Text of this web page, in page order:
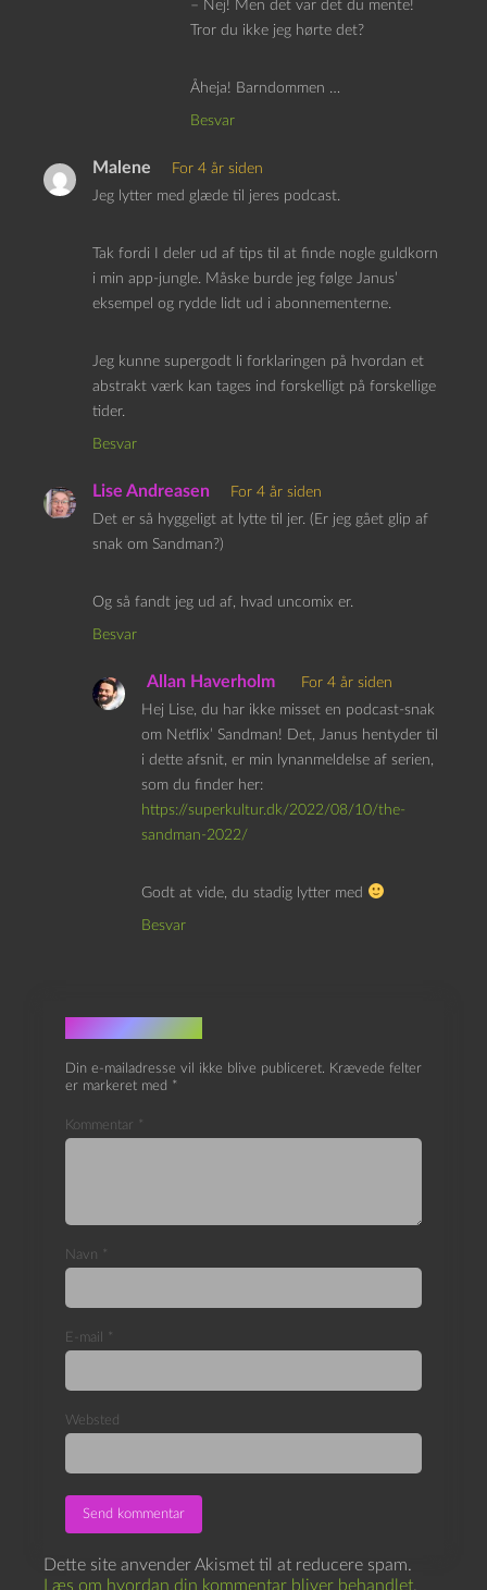
– Nej! Men det var det du mente!
Tror du ikke jeg hørte det?
Åheja! Barndommen …
Besvar
Malene
For 4 år siden
Jeg lytter med glæde til jeres podcast.
Tak fordi I deler ud af tips til at finde nogle guldkorn
i min app-jungle. Måske burde jeg følge Janus’
eksempel og rydde lidt ud i abonnementerne.
Jeg kunne supergodt li forklaringen på hvordan et
abstrakt værk kan tages ind forskelligt på forskellige
tider.
Besvar
Lise Andreasen
For 4 år siden
Det er så hyggeligt at lytte til jer. (Er jeg gået glip af
snak om Sandman?)
Og så fandt jeg ud af, hvad uncomix er.
Besvar
Allan Haverholm
For 4 år siden
Hej Lise, du har ikke misset en podcast-snak
om Netflix’ Sandman! Det, Janus hentyder til
i dette afsnit, er min lynanmeldelse af serien,
som du finder her:
https://superkultur.dk/2022/08/10/the-
sandman-2022/
Godt at vide, du stadig lytter med
Besvar
Skriv et svar
Din e-mailadresse vil ikke blive publiceret. Krævede felter
er markeret med *
Kommentar *
Navn *
E-mail *
Websted
Dette site anvender Akismet til at reducere spam.
Læs om hvordan din kommentar bliver behandlet.